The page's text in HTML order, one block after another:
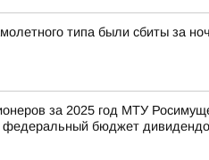
типа были сбиты за
за 2025 год МТУ
федеральный бюджет